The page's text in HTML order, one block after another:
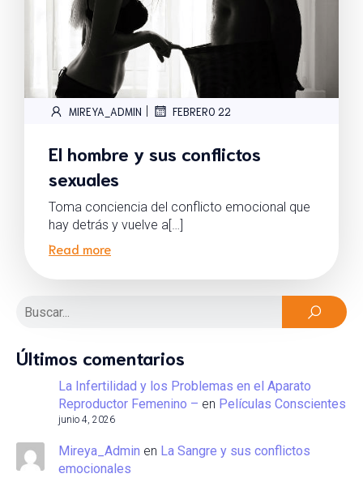
MIREYA_ADMIN | FEBRERO 22
El hombre y sus conflictos
sexuales
Toma conciencia del conflicto emocional que
hay detrás y vuelve a[…]
Read more
Últimos comentarios
La Infertilidad y los Problemas en el Aparato
Reproductor Femenino – en Películas Conscientes
junio 4, 2026
Mireya_Admin en La Sangre y sus conflictos
emocionales